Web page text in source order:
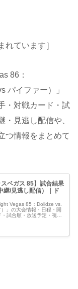
れています］
86：
パイファー）」
・対戦カード・試
見逃し配信や、
つ情報をまとめて
スベガス 85】試合結果
継/見逃し配信）｜ド
Vegas 85：Dolidze vs.
」の大会情報・日程・開
試合順・放送予定・視聴